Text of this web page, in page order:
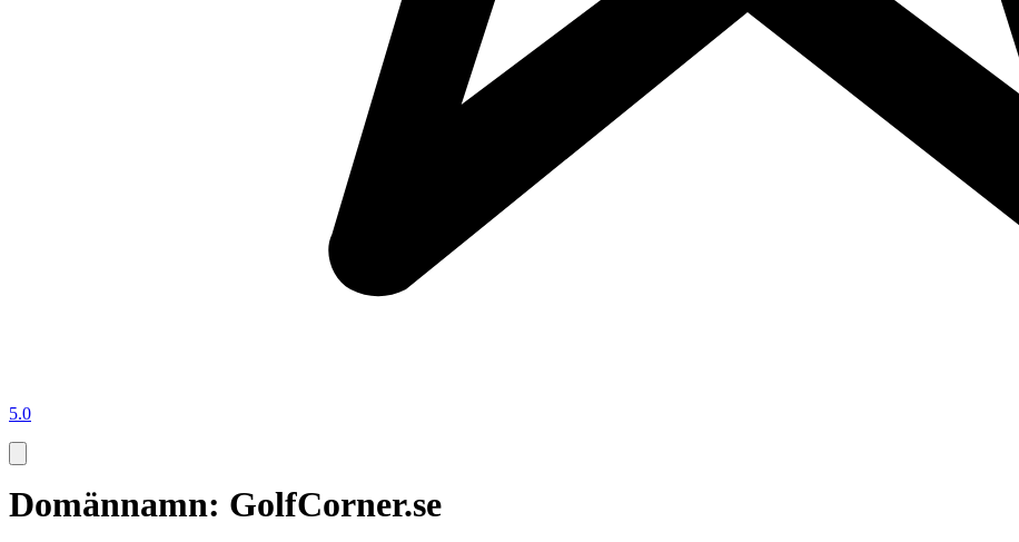
5.0
Domännamn: GolfCorner.se